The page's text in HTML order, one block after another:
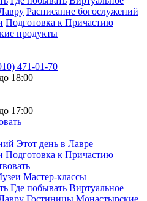
Расписание богослужений
Подготовка к Причастию
продукты
471-01-70
18:00
17:00
Этот день в Лавре
Подготовка к Причастию
Мастер-классы
Где побывать Виртуальное
Гостиницы Монастырские